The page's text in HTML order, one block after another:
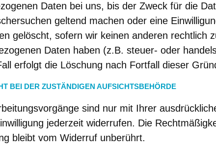
Daten bei uns, bis der Zweck für die
geltend machen oder eine
gelöscht, sofern wir keinen anderen rechtlich
Daten haben (z.B. steuer- oder
erfolgt die Löschung nach Fortfall dieser
BEI DER ZUSTÄNDIGEN AUFSICHTSBEHÖRDE
sind nur mit Ihrer
jederzeit widerrufen. Die
bleibt vom Widerruf unberührt.